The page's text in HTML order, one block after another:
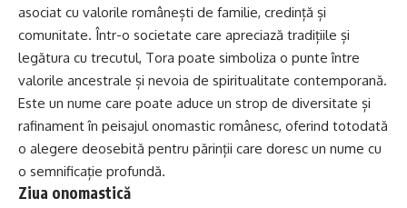
asociat cu valorile românești de familie, credință și
comunitate. Într-o societate care apreciază tradițiile și
legătura cu trecutul, Tora poate simboliza o punte între
valorile ancestrale și nevoia de spiritualitate contemporană.
Este un nume care poate aduce un strop de diversitate și
rafinament în peisajul onomastic românesc, oferind totodată
o alegere deosebită pentru părinții care doresc un nume cu
o semnificație profundă.
Ziua onomastică